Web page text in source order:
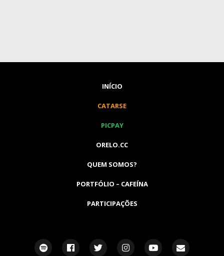
INÍCIO
CATARSE
PICPAY
ORELO.CC
QUEM SOMOS?
PORTFÓLIO – CAFEÍNA
PARTICIPAÇÕES